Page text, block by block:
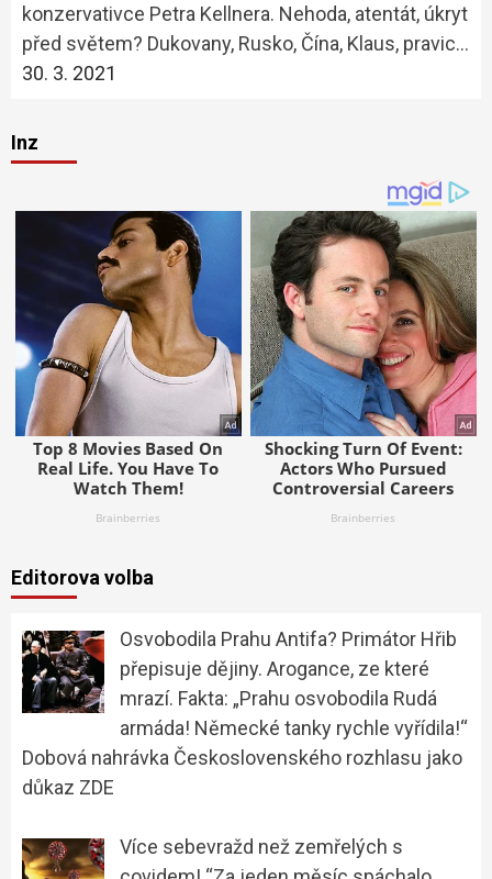
konzervativce Petra Kellnera. Nehoda, atentát, úkryt
před světem? Dukovany, Rusko, Čína, Klaus, pravic…
30. 3. 2021
Inz
Editorova volba
Osvobodila Prahu Antifa? Primátor Hřib
přepisuje dějiny. Arogance, ze které
mrazí. Fakta: „Prahu osvobodila Rudá
armáda! Německé tanky rychle vyřídila!“
Dobová nahrávka Československého rozhlasu jako
důkaz ZDE
Více sebevražd než zemřelých s